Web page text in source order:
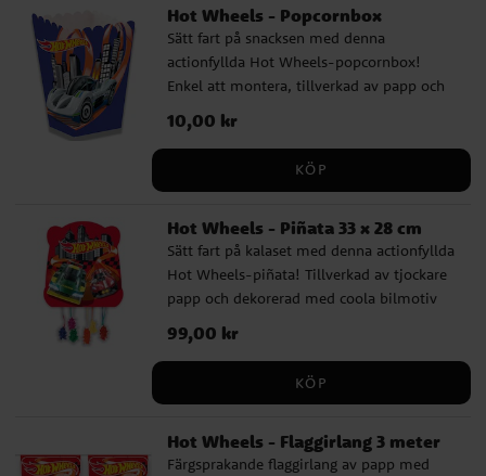
Hot Wheels - Popcornbox
Sätt fart på snacksen med denna
actionfyllda Hot Wheels-popcornbox!
Enkel att montera, tillverkad av papp och
med måtten 12 x 5 cm – perfekt för
popcorn på ett racingkalas. Säljs styckvis.
Pris:10,00 kr
10,00 kr
KÖP
Hot Wheels - Piñata 33 x 28 cm
Sätt fart på kalaset med denna actionfyllda
Hot Wheels-piñata! Tillverkad av tjockare
papp och dekorerad med coola bilmotiv
på båda sidor. De hängande snörena gör
det enkelt och spännande för barnen att
Pris :99,00 kr
99,00 kr
KÖP
Hot Wheels - Flaggirlang 3 meter
Färgsprakande flaggirlang av papp med